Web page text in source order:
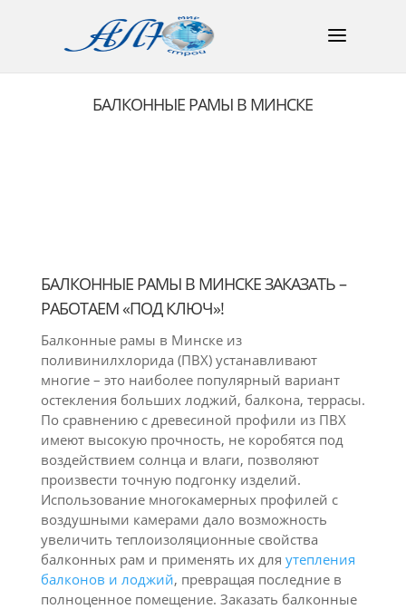
БАЛКОННЫЕ РАМЫ В МИНСКЕ
БАЛКОННЫЕ РАМЫ В МИНСКЕ ЗАКАЗАТЬ –
РАБОТАЕМ «ПОД КЛЮЧ»!
Балконные рамы в Минске из
поливинилхлорида (ПВХ) устанавливают
многие – это наиболее популярный вариант
остекления больших лоджий, балкона, террасы.
По сравнению с древесиной профили из ПВХ
имеют высокую прочность, не коробятся под
воздействием солнца и влаги, позволяют
произвести точную подгонку изделий.
Использование многокамерных профилей с
воздушными камерами дало возможность
увеличить теплоизоляционные свойства
балконных рам и применять их для утепления
балконов и лоджий, превращая последние в
полноценное помещение. Заказать балконные